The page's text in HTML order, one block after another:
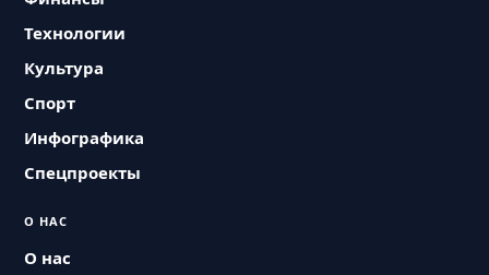
Технологии
Культура
Спорт
Инфографика
Спецпроекты
О НАС
О нас